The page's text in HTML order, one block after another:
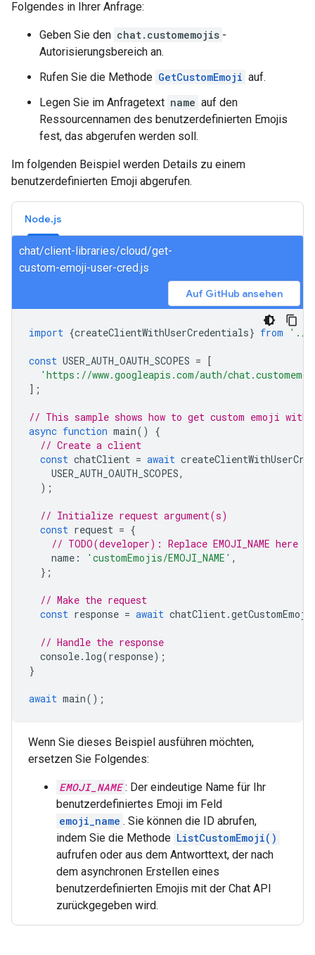
Folgendes in Ihrer Anfrage:
Geben Sie den chat.customemojis -
Autorisierungsbereich an.
Rufen Sie die Methode GetCustomEmoji auf.
Legen Sie im Anfragetext name auf den
Ressourcennamen des benutzerdefinierten Emojis
fest, das abgerufen werden soll.
Im folgenden Beispiel werden Details zu einem
benutzerdefinierten Emoji abgerufen.
Node.js
chat/client-libraries/cloud/get-
custom-emoji-user-cred.js
Auf GitHub ansehen
import {createClientWithUserCredentials} from './
const USER_AUTH_OAUTH_SCOPES = [
'https://www.googleapis.com/auth/
];
// This sample shows how to get custom emoji
async function main()
{
// Create a client
const chatClient = await
USER_AUTH_OAUTH_SCOPES,
);
// Initialize request argument(s)
const request = {
// TODO(developer): Replace EMOJI_NAME here
name : 'customEmojis/EMOJI_NAME' ,
};
// Make the request
const response = await chatClient.getCustomEmoji
// Handle the response
console. log(response);
}
await main();
Wenn Sie dieses Beispiel ausführen möchten,
ersetzen Sie Folgendes:
EMOJI_NAME : Der eindeutige Name für Ihr
benutzerdefiniertes Emoji im Feld
emoji_name . Sie können die ID abrufen,
indem Sie die Methode ListCustomEmoji()
aufrufen oder aus dem Antworttext, der nach
dem asynchronen Erstellen eines
benutzerdefinierten Emojis mit der Chat API
zurückgegeben wird.